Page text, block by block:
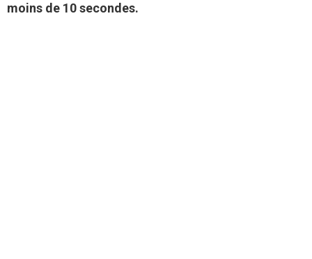
moins de 10 secondes.